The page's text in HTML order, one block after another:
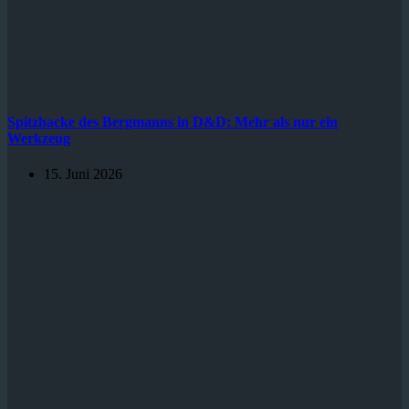
Spitzhacke des Bergmanns in D&D: Mehr als nur ein
Werkzeug
15. Juni 2026